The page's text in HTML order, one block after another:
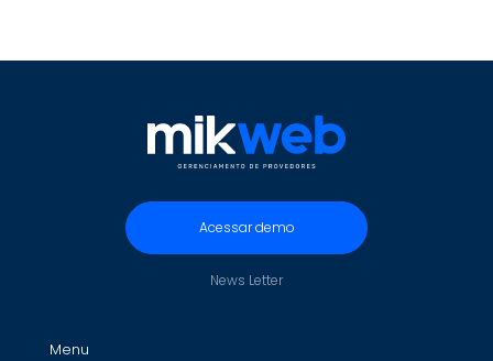
Acessar demo
News Letter
Menu